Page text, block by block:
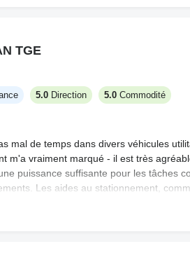
TGE
5.0 Direction 5.0 Commodité
mal de temps dans divers véhicules
m'a vraiment marqué - il est très
puissance suffisante pour les tâches
Les aides au stationnement,
un plus pour les environnements